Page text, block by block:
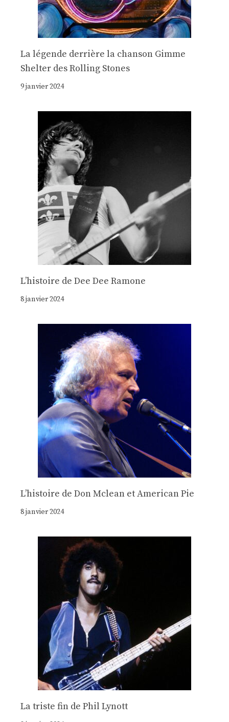
La légende derrière la chanson Gimme
Shelter des Rolling Stones
9 janvier 2024
Lʼhistoire de Dee Dee Ramone
8 janvier 2024
Lʼhistoire de Don Mclean et American Pie
8 janvier 2024
La triste fin de Phil Lynott